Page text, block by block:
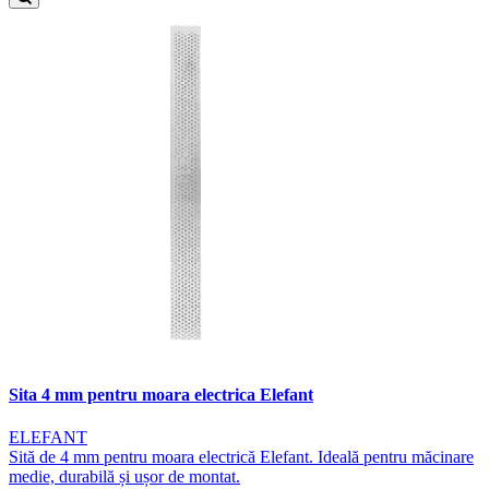
Sita 4 mm pentru moara electrica Elefant
ELEFANT
Sită de 4 mm pentru moara electrică Elefant. Ideală pentru măcinare
medie, durabilă și ușor de montat.